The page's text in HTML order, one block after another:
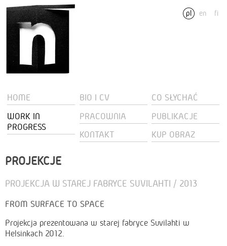
pl en fi
HOME BIO I CV
CO SŁYCHAĆ
WORK IN
PROGRESS
PRACOWNIA
PUBLIKACJE
KONTAKT
KUP OBRAZ
PROJEKCJE
PROJEKCJA W STAREJ FABRYCE SUVILAHTI / 2013
FROM SURFACE TO SPACE
Projekcja prezentowana w starej fabryce Suvilahti w
Helsinkach 2012.